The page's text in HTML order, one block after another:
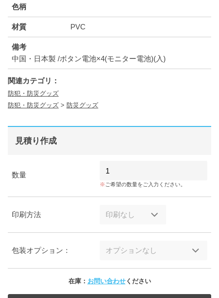
色柄
材質 PVC
備考
中国・日本製 /ボタン電池×4(モニター電池)(入)
関連カテゴリ：
防犯・防災グッズ
防犯・防災グッズ > 防災グッズ
見積り作成
数量
ご希望の数量をご入力ください。
印刷方法
包装オプション：
在庫： お問い合わせください